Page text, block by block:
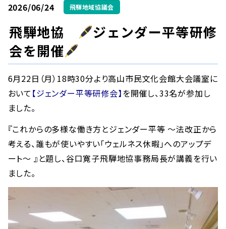
2026/06/24 飛騨地域協議会
飛騨地協
ジェンダー平等研修
会を開催
6月22日（月）18時30分より高山市民文化会館大会議室に
おいて 【ジェンダー平等研修会】を開催し、33名が参加し
ました。
『これからの多様な働き方とジェンダー平等 ～法改正から
考える、誰もが使いやすい「ウェルネス休暇」へのアップデ
ート～ 』と題し、谷口寛子飛騨地協事務局長が講義を行い
ました。